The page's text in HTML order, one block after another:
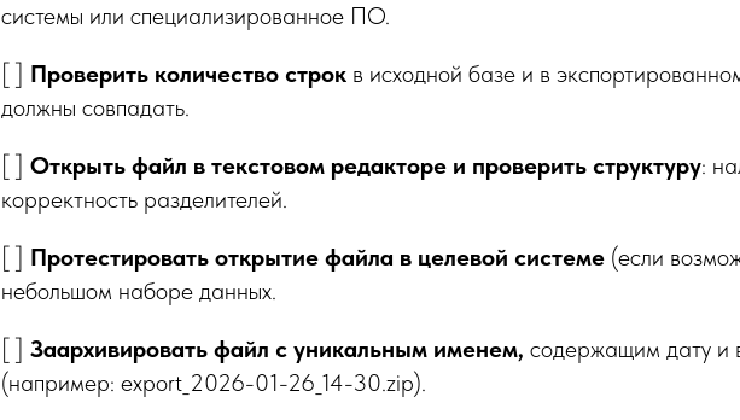
системы или специализированное ПО.
[ ] Проверить количество строк в исходной базе и в
должны совпадать.
[ ] Открыть файл в текстовом редакторе и проверить структуру:
корректность разделителей.
[ ] Протестировать открытие файла в целевой системе (если
небольшом наборе данных.
[ ] Заархивировать файл с уникальным именем, содержащим дату и
(например: export_2026-01-26_14-30.zip).